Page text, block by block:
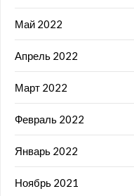
Май 2022
Апрель 2022
Март 2022
Февраль 2022
Январь 2022
Ноябрь 2021